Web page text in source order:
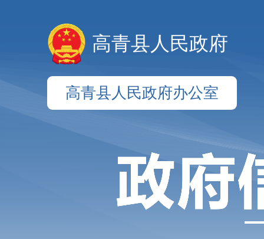
高青县人民政府
高青县人民政府办公室